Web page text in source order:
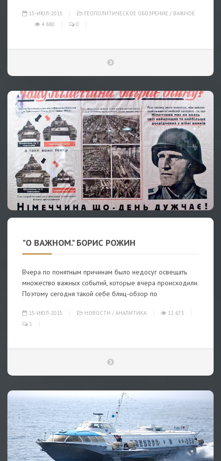
15-ИЮЛ-2015 ГЕОПОЛИТИЧЕСКОЕ ОБОЗРЕНИЕ / ВАЖНОЕ
4 880
0
"О ВАЖНОМ." БОРИС РОЖИН
Вчера по понятным причинам было недосуг освещать
множество важных событий, которые вчера происходили.
Поэтому сегодня такой себе блиц-обзор по
15-ИЮЛ-2015 НОВОСТИ / АНАЛИТИКА
11 673
1